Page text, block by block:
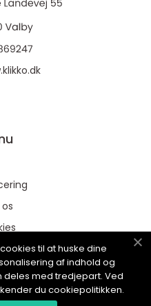
os
til at huske dine
af indhold og
deles med tredjepart. Ved
du cookiepolitikken.